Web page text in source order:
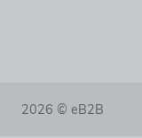
2026 © eB2B